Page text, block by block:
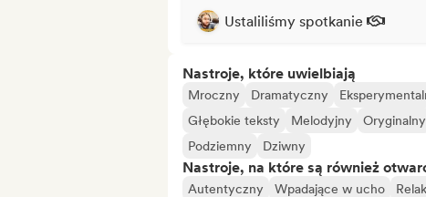
Ustaliliśmy spotkanie
Nastroje, które uwielbiają
Mroczny Dramatyczny
Głębokie teksty
Melodyjny Oryginalny
Podziemny
Dziwny
Nastroje, na które są również
Autentyczny Wpadające w ucho